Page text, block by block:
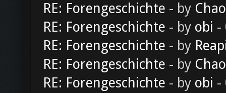
RE: Forengeschichte - by
RE: Forengeschichte - by obi -
RE: Forengeschichte - by
RE: Forengeschichte - by
RE: Forengeschichte - by obi -